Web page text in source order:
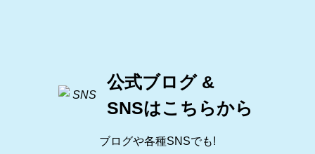
公式ブログ &
SNSはこちらから
ブログや各種SNSでも!